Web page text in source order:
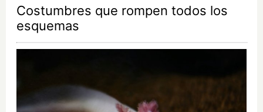
Costumbres que rompen todos los
esquemas